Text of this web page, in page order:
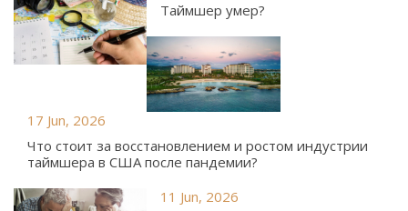
Таймшер умер?
17 Jun, 2026
Что стоит за восстановлением и ростом индустрии
таймшера в США после пандемии?
11 Jun, 2026